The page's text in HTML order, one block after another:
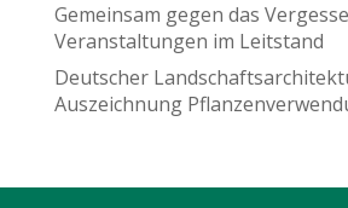
Gemeinsam gegen das
Veranstaltungen im Leitstand
Deutscher
Auszeichnung